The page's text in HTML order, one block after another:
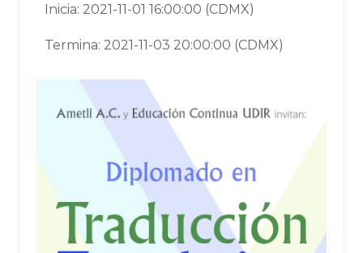
Inicia: 2021-11-01 16:00:00 (CDMX)
Termina: 2021-11-03 20:00:00 (CDMX)